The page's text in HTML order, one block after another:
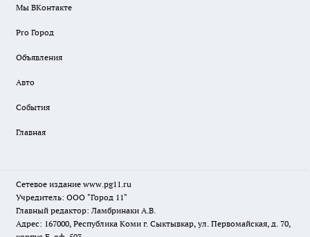
Мы ВКонтакте
Pro Город
Объявления
Авто
События
Главная
Сетевое издание www.pg11.ru
Учредитель: ООО "Город 11"
Главный редактор: Ламбринаки А.В.
Адрес: 167000, Республика Коми г. Сыктывкар, ул. Первомайская, д. 70,